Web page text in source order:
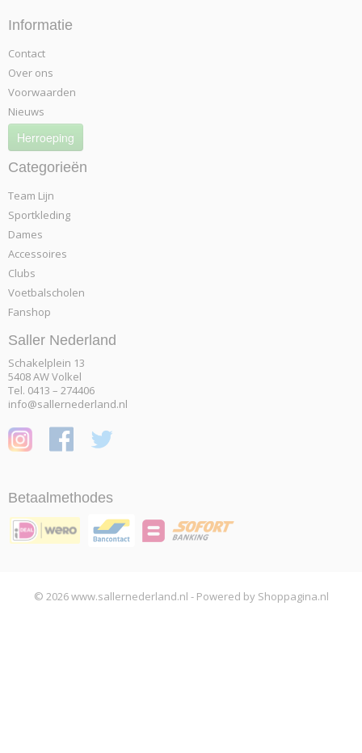
Informatie
Contact
Over ons
Voorwaarden
Nieuws
Herroeping
Categorieën
Team Lijn
Sportkleding
Dames
Accessoires
Clubs
Voetbalscholen
Fanshop
Saller Nederland
Schakelplein 13
5408 AW Volkel
Tel. 0413 – 274406
info@sallernederland.nl
Betaalmethodes
© 2026 www.sallernederland.nl - Powered by Shoppagina.nl